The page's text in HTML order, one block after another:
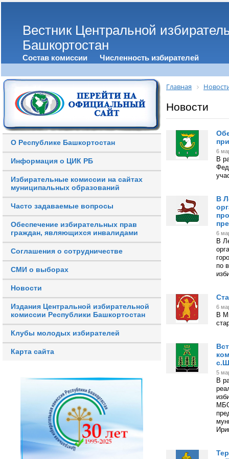
Вестник Центральной
Башкортостан
Состав комиссии Численность избирателей
О Республике Башкортостан
Информация о ЦИК РБ
Избирательные комиссии на сайтах
муниципальных образований
Часто задаваемые вопросы
Обеспечение избирательных прав
граждан, являющихся инвалидами
Соглашения о сотрудничестве
СМИ о выборах
Новости
Издания Центральной избирательной
комиссии Республики Башкортостан
Клубы молодых избирателей
Карта сайта
Главная
Новости
6
В
В
6
В
по
6
В
5
В